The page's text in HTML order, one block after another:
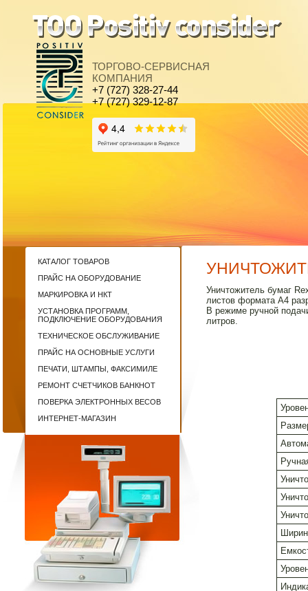
ТОРГОВО-СЕРВИСНАЯ
КОМПАНИЯ
+7 (727) 328-27-44
+7 (727) 329-12-87
КАТАЛОГ ТОВАРОВ
ПРАЙС НА ОБОРУДОВАНИЕ
МАРКИРОВКА И НКТ
УСТАНОВКА ПРОГРАММ,
ПОДКЛЮЧЕНИЕ ОБОРУДОВАНИЯ
ТЕХНИЧЕСКОЕ ОБСЛУЖИВАНИЕ
ПРАЙС НА ОСНОВНЫЕ УСЛУГИ
ПЕЧАТИ, ШТАМПЫ, ФАКСИМИЛЕ
РЕМОНТ СЧЕТЧИКОВ БАНКНОТ
ПОВЕРКА ЭЛЕКТРОННЫХ ВЕСОВ
ИНТЕРНЕТ-МАГАЗИН
Уничтожитель бумаг
листов формата А4
В режиме ручной
литров.